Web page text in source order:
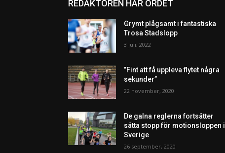
REDAKTÖREN HAR ORDET
Grymt plågsamt i fantastiska
Trosa Stadslopp
3 juli, 2022
”Fint att få uppleva flytet några
sekunder”
22 november, 2020
De galna reglerna fortsätter
sätta stopp för motionsloppen i
Sverige
26 september, 2020